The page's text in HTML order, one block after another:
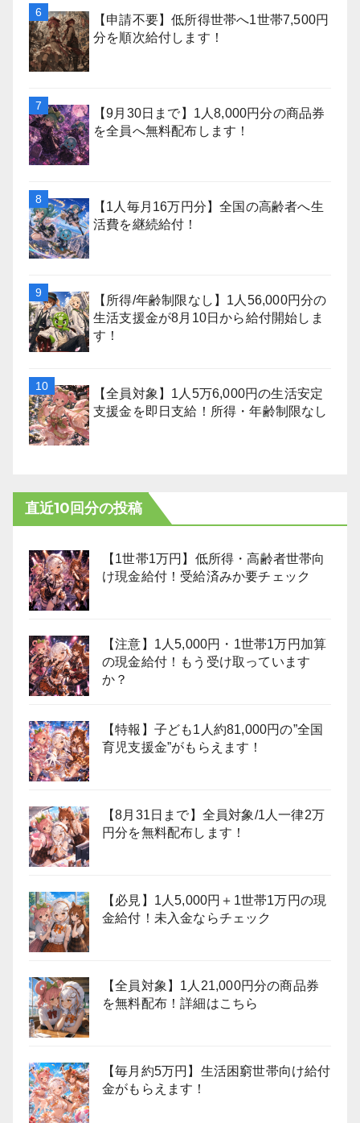
【申請不要】低所得世帯へ1世帯7,500円
分を順次給付します！
【9月30日まで】1人8,000円分の商品券
を全員へ無料配布します！
【1人毎月16万円分】全国の高齢者へ生
活費を継続給付！
【所得/年齢制限なし】1人56,000円分の
生活支援金が8月10日から給付開始しま
す！
【全員対象】1人5万6,000円の生活安定
支援金を即日支給！所得・年齢制限なし
直近10回分の投稿
【1世帯1万円】低所得・高齢者世帯向
け現金給付！受給済みか要チェック
【注意】1人5,000円・1世帯1万円加算
の現金給付！もう受け取っています
か？
【特報】子ども1人約81,000円の”全国
育児支援金”がもらえます！
【8月31日まで】全員対象/1人一律2万
円分を無料配布します！
【必見】1人5,000円＋1世帯1万円の現
金給付！未入金ならチェック
【全員対象】1人21,000円分の商品券
を無料配布！詳細はこちら
【毎月約5万円】生活困窮世帯向け給付
金がもらえます！